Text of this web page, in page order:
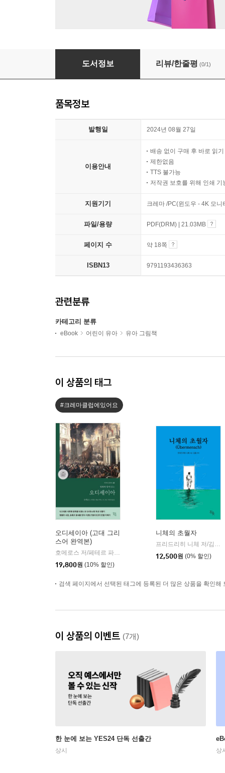
책 먹는 탐정 고양이 망고의 학급 사건
도서정보 리뷰/한줄평 (0/1)
품목정보
발행일 2024년 08월 27일
이용안내
배송 없이 구매 후 바로 읽기
제한없음
TTS 불가능
저작권 보호를 위해 인쇄 기
지원기기 크레마 /PC(윈도우 - 4K 모
파일/용량 PDF(DRM) | 21.03MB
페이지 수 약 18쪽
ISBN13 9791193436363
관련분류
카테고리 분류
eBook 어린이 유아 유아 그림책
이 상품의 태그
#크레마클럽에있어요
오디세이아 (고대 그리
스어 완역본)
| 현대지성
19,800원 (10% 할인)
니체의 초월자
12,500원 (0% 할인)
검색 페이지에서 선택된 태그에 등록된 더 많은 상품을 확인해
이 상품의 이벤트 (7개)
한 눈에 보는 YES24 단독 선출간
상시 상